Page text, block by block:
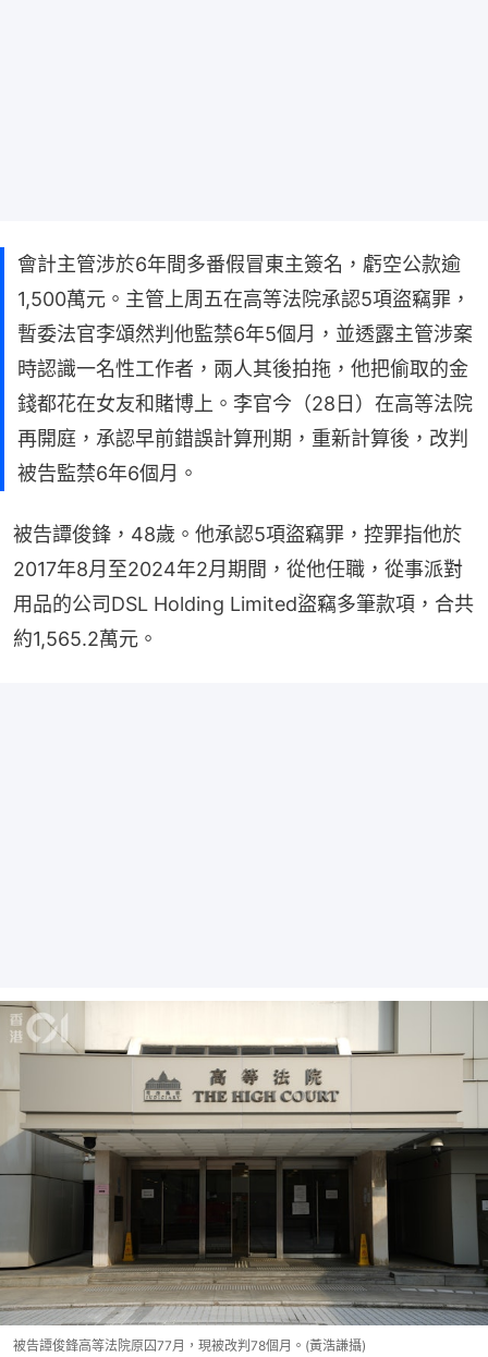
會計主管涉於6年間多番假冒東主簽名，虧空公款逾
1,500萬元。主管上周五在高等法院承認5項盜竊罪，
暫委法官李頌然判他監禁6年5個月，並透露主管涉案
時認識一名性工作者，兩人其後拍拖，他把偷取的金
錢都花在女友和賭博上。李官今（28日）在高等法院
再開庭，承認早前錯誤計算刑期，重新計算後，改判
被告監禁6年6個月。
被告譚俊鋒，48歲。他承認5項盜竊罪，控罪指他於
2017年8月至2024年2月期間，從他任職，從事派對
用品的公司DSL Holding Limited盜竊多筆款項，合共
約1,565.2萬元。
被告譚俊鋒高等法院原囚77月，現被改判78個月。(黃浩謙攝)